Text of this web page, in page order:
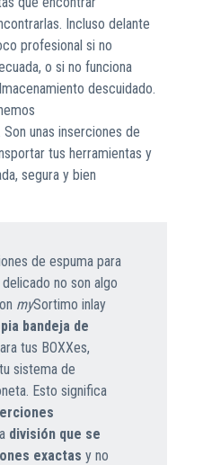
Incluso delante
profesional si no
o si no funciona
descuidado.
Son unas inserciones de
tus herramientas y
segura y bien
de espuma para
no son algo
mySortimo inlay
bandeja de
tus BOXXes,
sistema de
Esto significa
división que se
exactas y no